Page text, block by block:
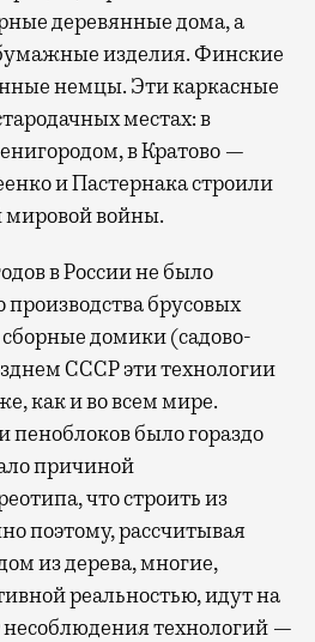
деревянные дома, а
изделия. Финские
немцы. Эти каркасные
местах: в
в Кратово —
и Пастернака строили
войны.
в России не было
брусовых
домики (садово-
СССР эти технологии
как и во всем мире.
пеноблоков было гораздо
причиной
что строить из
поэтому, рассчитывая
из дерева, многие,
реальностью, идут на
несоблюдения технологий —